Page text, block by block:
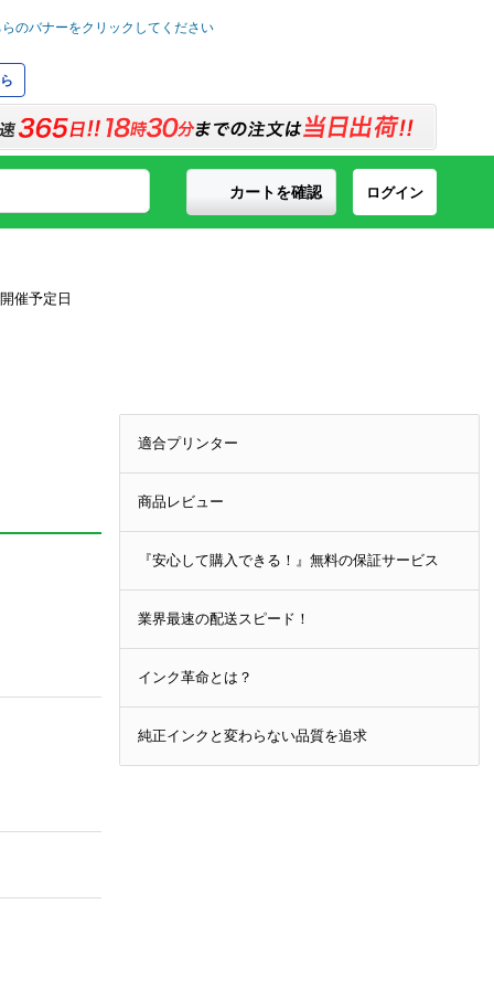
ログイン
カートを確認
適合プリンター
商品レビュー
『安心して購入できる！』無料の保証サービス
業界最速の配送スピード！
インク革命とは？
純正インクと変わらない品質を追求